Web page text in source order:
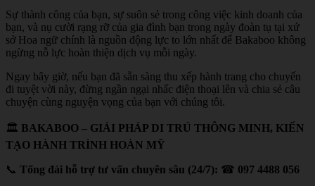
Sự thành công của bạn, sự suôn sẻ trong công việc kinh doanh của
bạn, và nụ cười rạng rỡ của gia đình bạn trong ngày đoàn tụ tại xứ
sở Hoa ngữ chính là nguồn động lực to lớn nhất để Bakaboo không
ngừng nỗ lực hoàn thiện dịch vụ mỗi ngày.
Ngay bây giờ, nếu bạn đã sẵn sàng thu xếp hành trang cho chuyến
đi tuyệt vời này, đừng ngần ngại nhấc điện thoại lên và chia sẻ câu
chuyện cùng nguyện vọng của bạn với chúng tôi.
🏛 BAKABOO – GIẢI PHÁP DI TRÚ THÔNG MINH, KIẾN
TẠO HÀNH TRÌNH HOÀN MỸ
📞 Tổng đài hỗ trợ tư vấn chuyên sâu (24/7): ☎ 097 4488 056